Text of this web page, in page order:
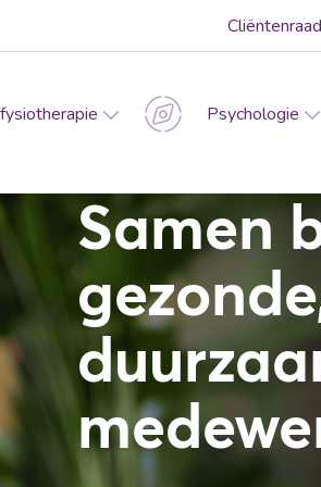
Cliëntenraad
Psychologie
Samen